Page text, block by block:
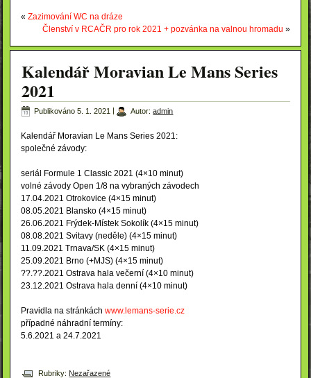
«Zazimování WC na dráze
Členství v RCAČR pro rok 2021 + pozvánka na valnou hromadu »
Kalendář Moravian Le Mans Series
2021
Publikováno 5. 1. 2021 Autor: admin
Kalendář Moravian Le Mans Series 2021:
společné závody:
seriál Formule 1 Classic 2021 (4×10 minut)
volné závody Open 1/8 na vybraných závodech
17.04.2021 Otrokovice (4×15 minut)
08.05.2021 Blansko (4×15 minut)
26.06.2021 Frýdek-Místek Sokolík (4×15 minut)
08.08.2021 Svitavy (neděle) (4×15 minut)
11.09.2021 Trnava/SK (4×15 minut)
25.09.2021 Brno (+MJS) (4×15 minut)
??.??.2021 Ostrava hala večerní (4×10 minut)
23.12.2021 Ostrava hala denní (4×10 minut)
Pravidla na stránkáchwww.lemans-serie.cz
případné náhradní termíny:
5.6.2021 a 24.7.2021
Rubriky: Nezařazené